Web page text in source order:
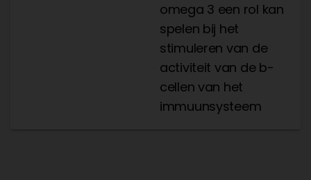
omega 3 een rol kan
spelen bij het
stimuleren van de
activiteit van de b-
cellen van het
immuunsysteem